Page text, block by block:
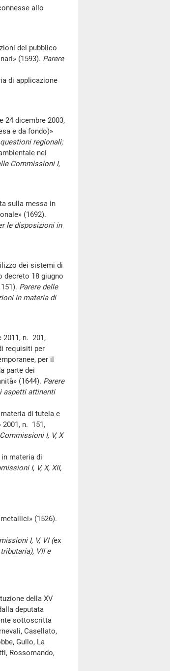
allo
del pubblico
(1593). Parere
di applicazione
24 dicembre 2003,
e da fondo)»
regionali;
nei
Commissioni I,
sulla messa in
(1692).
le disposizioni in
dei sistemi di
decreto 18 giugno
Parere delle
in materia di
n. 201,
requisiti per
per il
parte dei
(1644). Parere
aspetti attinenti
di tutela e
n. 151,
I, V, X
materia di
I, V, X, XII,
(1526).
I, V, VI (ex
VII e
della XV
deputata
sottoscritta
Casellato,
Gullo, La
Rossomando,